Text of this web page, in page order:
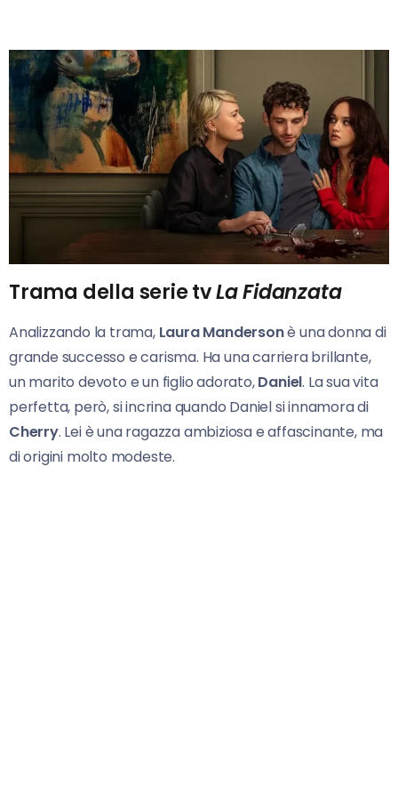
Trama della serie tvLa Fidanzata
Analizzando la trama, Laura Mandersonè una donna di
grande successo e carisma. Ha una carriera brillante,
un marito devoto e un figlio adorato,Daniel. La sua vita
perfetta, però, si incrina quando Daniel si innamora di
Cherry. Lei è una ragazza ambiziosa e affascinante, ma
di origini molto modeste.